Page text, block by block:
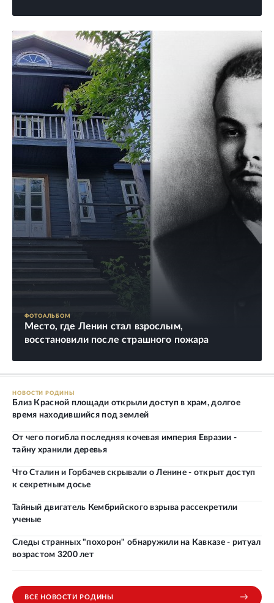
ФОТОАЛЬБОМ
Место, где Ленин стал взрослым,
восстановили после страшного пожара
НОВОСТИ РОДИНЫ
Близ Красной площади открыли доступ в храм, долгое
время находившийся под землей
От чего погибла последняя кочевая империя Евразии -
тайну хранили деревья
Что Сталин и Горбачев скрывали о Ленине - открыт доступ
к секретным досье
Тайный двигатель Кембрийского взрыва рассекретили
ученые
Следы странных "похорон" обнаружили на Кавказе - ритуал
возрастом 3200 лет
ВСЕ НОВОСТИ РОДИНЫ